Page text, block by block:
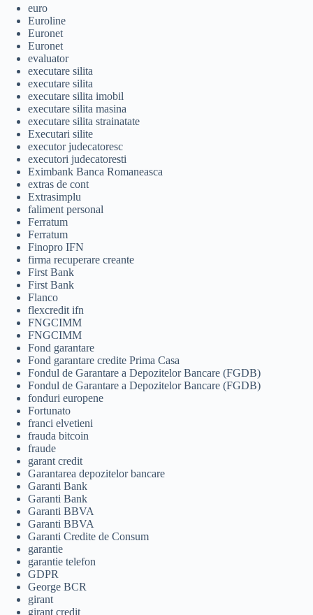
euro
Euroline
Euronet
Euronet
evaluator
executare silita
executare silita
executare silita imobil
executare silita masina
executare silita strainatate
Executari silite
executor judecatoresc
executori judecatoresti
Eximbank Banca Romaneasca
extras de cont
Extrasimplu
faliment personal
Ferratum
Ferratum
Finopro IFN
firma recuperare creante
First Bank
First Bank
Flanco
flexcredit ifn
FNGCIMM
FNGCIMM
Fond garantare
Fond garantare credite Prima Casa
Fondul de Garantare a Depozitelor Bancare (FGDB)
Fondul de Garantare a Depozitelor Bancare (FGDB)
fonduri europene
Fortunato
franci elvetieni
frauda bitcoin
fraude
garant credit
Garantarea depozitelor bancare
Garanti Bank
Garanti Bank
Garanti BBVA
Garanti BBVA
Garanti Credite de Consum
garantie
garantie telefon
GDPR
George BCR
girant
girant credit